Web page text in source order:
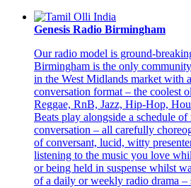
Genesis Radio Birmingham
Our radio model is ground-
Birmingham is the only
in the West Midlands market with
conversation format – the coolest
Reggae, RnB, Jazz, Hip-Hop,
Beats play alongside a schedule of
conversation – all carefully
of conversant, lucid, witty
listening to the music you love
or being held in suspense whilst
of a daily or weekly radio drama –